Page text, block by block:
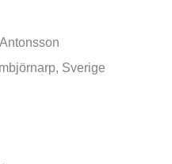
Sverige